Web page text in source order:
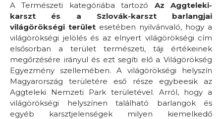
A Természeti kategóriába tartozó Az
Aggteleki-
karszt és a Szlovák-karszt barlangjai
világörökségi terület esetében nyilvánvaló, hogy a
világörökségi jelölés és az elnyert világörökségi cím
elsősorban a terület természeti, táji értékeinek
megőrzésére irányul és ezt segíti elő a Világörökség
Egyezmény szellemében. A világörökségi helyszín
Magyarország területére eső része egybeesik az
Aggteleki Nemzeti Park területével. Arról, hogy a
világörökségi helyszínen található barlangok és
egyéb karsztjelenségek milyen kiemelkedő